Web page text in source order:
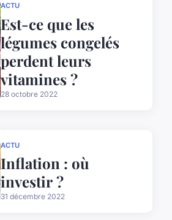
ACTU
Est-ce que les
légumes congelés
perdent leurs
vitamines ?
28 octobre 2022
ACTU
Inflation : où
investir ?
31 décembre 2022